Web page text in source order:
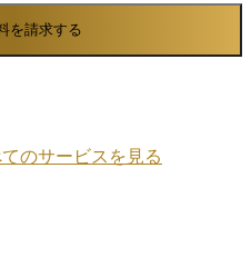
を請求する
のサービスを見る